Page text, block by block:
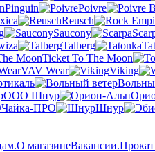
Pinguin Poivre
Reusch
Saucony
Talberg
Ticket To The Moon
VAV Wear Viking
ООО Шнур
Чайка-ПРО Шнур
О магазинеВакансии.